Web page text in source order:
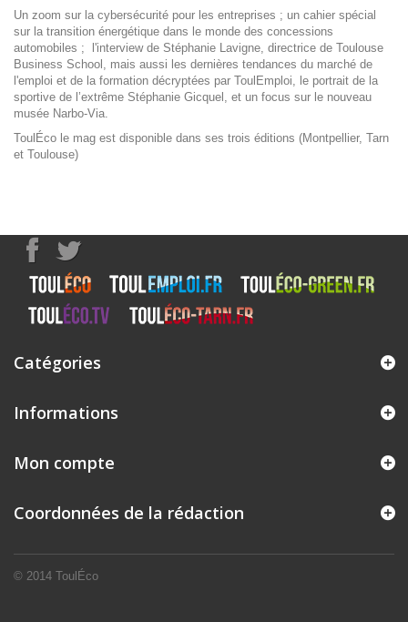
Un zoom sur la cybersécurité pour les entreprises ; un cahier spécial
sur la transition énergétique dans le monde des concessions
automobiles ; l'interview de Stéphanie Lavigne, directrice de Toulouse
Business School, mais aussi les dernières tendances du marché de
l'emploi et de la formation décryptées par ToulEmploi, le portrait de la
sportive de l’extrême Stéphanie Gicquel, et un focus sur le nouveau
musée Narbo-Via.
ToulÉco le mag est disponible dans ses trois éditions (Montpellier, Tarn
et Toulouse)
Catégories
Informations
© 2014 ToulÉco
Mon compte
Coordonnées de la rédaction